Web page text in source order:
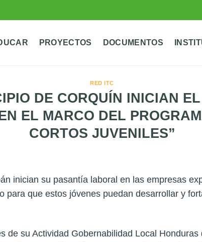
PROYECTOS DOCUMENTOS
RED ITC
DE CORQUÍN INICIAN
EL MARCO DEL
CORTOS JUVENILES”
inician su pasantía laboral en las empresas
para que estos jóvenes puedan desarrollar y
de su Actividad Gobernabilidad Local